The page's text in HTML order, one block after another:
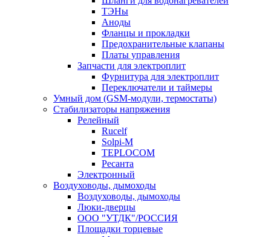
ТЭНы
Аноды
Фланцы и прокладки
Предохранительные клапаны
Платы управления
Запчасти для электроплит
Фурнитура для электроплит
Переключатели и таймеры
Умный дом (GSM-модули, термостаты)
Cтабилизаторы напряжения
Релейный
Rucelf
Solpi-M
TEPLOCOM
Ресанта
Электронный
Воздуховоды, дымоходы
Воздуховоды, дымоходы
Люки-дверцы
ООО "УТДК"/РОССИЯ
Площадки торцевые